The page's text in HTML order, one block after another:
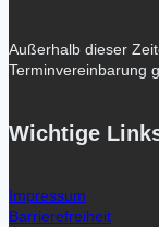
Außerhalb dieser
Terminvereinbarung
Wichtige
Impressum
Barrierefreiheit